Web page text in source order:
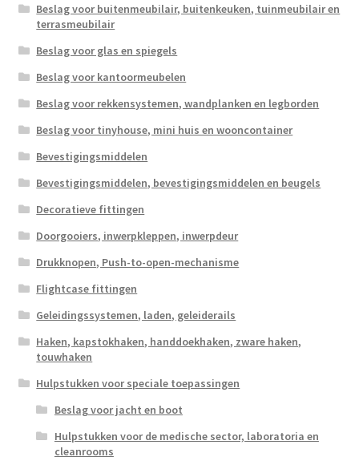
Beslag voor buitenmeubilair, buitenkeuken, tuinmeubilair en
terrasmeubilair
Beslag voor glas en spiegels
Beslag voor kantoormeubelen
Beslag voor rekkensystemen, wandplanken en legborden
Beslag voor tinyhouse, mini huis en wooncontainer
Bevestigingsmiddelen
Bevestigingsmiddelen, bevestigingsmiddelen en beugels
Decoratieve fittingen
Doorgooiers, inwerpkleppen, inwerpdeur
Drukknopen, Push-to-open-mechanisme
Flightcase fittingen
Geleidingssystemen, laden, geleiderails
Haken, kapstokhaken, handdoekhaken, zware haken,
touwhaken
Hulpstukken voor speciale toepassingen
Beslag voor jacht en boot
Hulpstukken voor de medische sector, laboratoria en
cleanrooms